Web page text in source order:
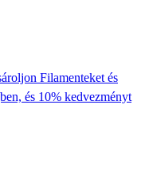
Filamenteket és
és 10% kedvezményt